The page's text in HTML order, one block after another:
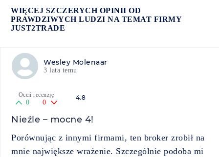
WIĘCEJ SZCZERYCH OPINII OD
PRAWDZIWYCH LUDZI NA TEMAT FIRMY
JUST2TRADE
Wesley Molenaar
3 lata temu
4.8
Oceń recenzję
0 0
Nieźle – mocne 4!
Porównując z innymi firmami, ten broker zrobił na
mnie największe wrażenie. Szczególnie podoba mi